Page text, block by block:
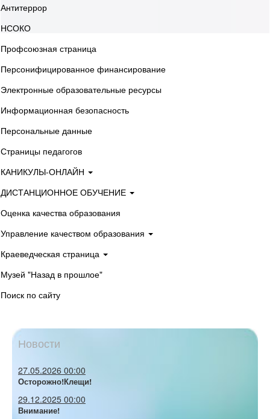
Антитеррор
НСОКО
Профсоюзная страница
Персонифицированное финансирование
Электронные образовательные ресурсы
Информационная безопасность
Персональные данные
Страницы педагогов
КАНИКУЛЫ-ОНЛАЙН
ДИСТАНЦИОННОЕ ОБУЧЕНИЕ
Оценка качества образования
Управление качеством образования
Краеведческая страница
Музей "Назад в прошлое"
Поиск по сайту
Новости
27.05.2026 00:00
Осторожно!Клещи!
29.12.2025 00:00
Внимание!